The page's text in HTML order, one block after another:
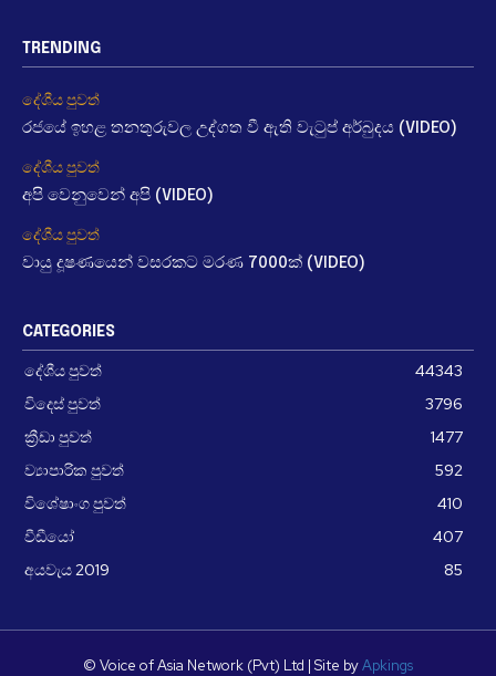
TRENDING
දේශීය පුවත්
රජයේ ඉහළ තනතුරුවල උද්ගත වී ඇති වැටුප් අර්බුදය (VIDEO)
දේශීය පුවත්
අපි වෙනුවෙන් අපි (VIDEO)
දේශීය පුවත්
වායු දූෂණයෙන් වසරකට මරණ 7000ක් (VIDEO)
CATEGORIES
දේශීය පුවත්
44343
විදෙස් පුවත්
3796
ක්‍රීඩා පුවත්
1477
ව්‍යාපාරික පුවත්
592
විශේෂාංග පුවත්
410
වීඩීයෝ
407
අයවැය 2019
85
© Voice of Asia Network (Pvt) Ltd | Site byApkings